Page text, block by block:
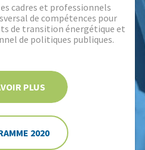
cadres et professionnels
de compétences pour
de transition énergétique et
de politiques publiques.
PLUS
2020